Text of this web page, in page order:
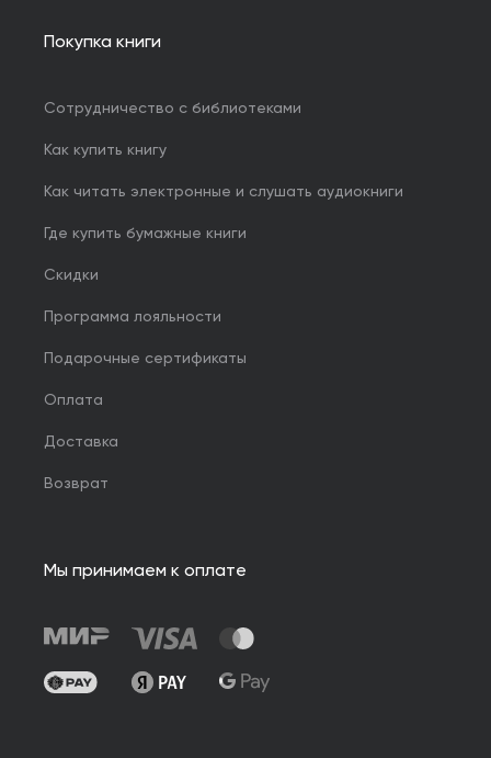
Покупка книги
Сотрудничество с библиотеками
Как купить книгу
Как читать электронные и слушать аудиокниги
Где купить бумажные книги
Скидки
Программа лояльности
Подарочные сертификаты
Оплата
Доставка
Возврат
Мы принимаем к оплате